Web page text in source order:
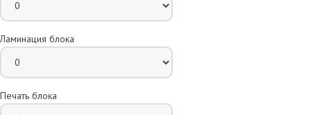
Ламинация блока
Печать блока